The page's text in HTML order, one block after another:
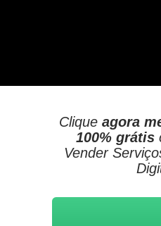
Clique agora
100% grátis
Vender